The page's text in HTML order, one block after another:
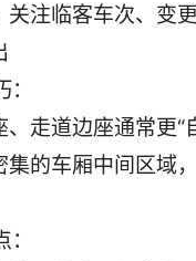
关注临客车次、变
、走道边座通常更“
集的车厢中间区域